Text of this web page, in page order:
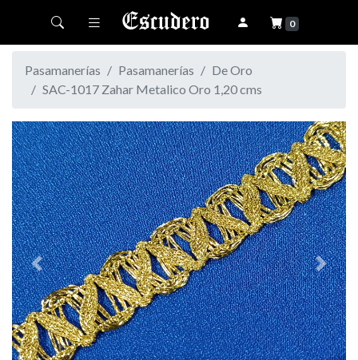
Toggle navigation 0
Pasamanerías Pasamanerías
De Oro
SAC-1017 Zahar Metalico Oro 1,20 cms
Previous Next